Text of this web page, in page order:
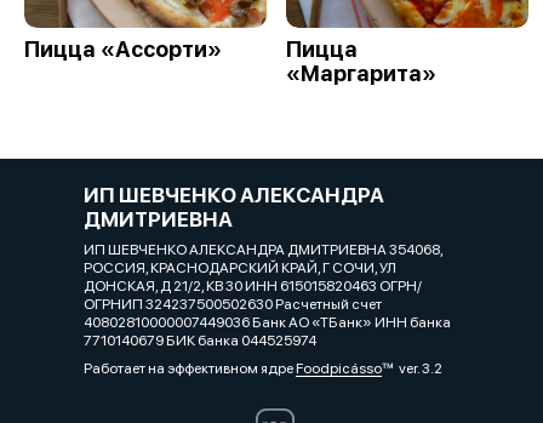
Пицца «Ассорти»
Пицца
«Маргарита»
ИП ШЕВЧЕНКО АЛЕКСАНДРА
ДМИТРИЕВНА
ИП ШЕВЧЕНКО АЛЕКСАНДРА ДМИТРИЕВНА 354068,
РОССИЯ, КРАСНОДАРСКИЙ КРАЙ, Г СОЧИ, УЛ
ДОНСКАЯ, Д 21/2, КВ 30 ИНН 615015820463 ОГРН/
ОГРНИП 324237500502630 Расчетный счет
40802810000007449036 Банк АО «ТБанк» ИНН банка
7710140679 БИК банка 044525974
Работает на эффективном ядреFoodpicássover. 3.2